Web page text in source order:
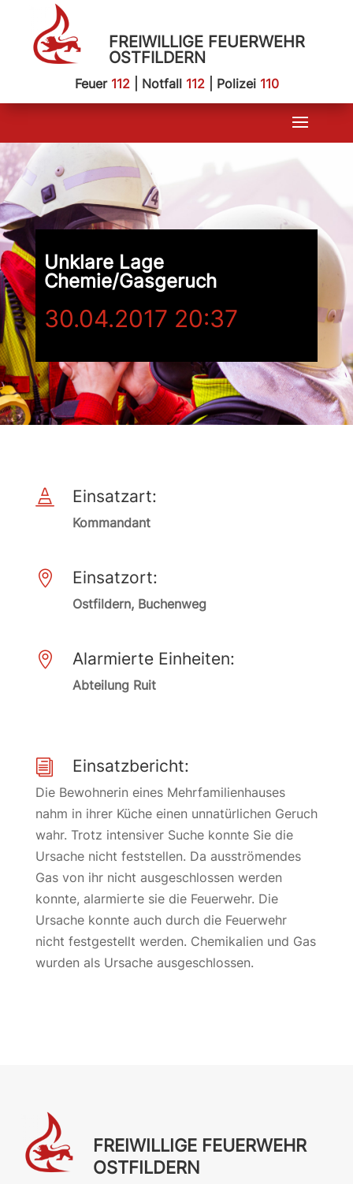
FREIWILLIGE FEUERWEHR
OSTFILDERN
Feuer 112| Notfall 112| Polizei 110
Unklare Lage
Chemie/Gasgeruch
30.04.2017 20:37
 Einsatzart:
Kommandant
 Einsatzort:
Ostfildern, Buchenweg
 Alarmierte Einheiten:
Abteilung Ruit
i Einsatzbericht:
Die Bewohnerin eines Mehrfamilienhauses
nahm in ihrer Küche einen unnatürlichen Geruch
wahr. Trotz intensiver Suche konnte Sie die
Ursache nicht feststellen. Da ausströmendes
Gas von ihr nicht ausgeschlossen werden
konnte, alarmierte sie die Feuerwehr. Die
Ursache konnte auch durch die Feuerwehr
nicht festgestellt werden. Chemikalien und Gas
wurden als Ursache ausgeschlossen.
FREIWILLIGE FEUERWEHR
OSTFILDERN